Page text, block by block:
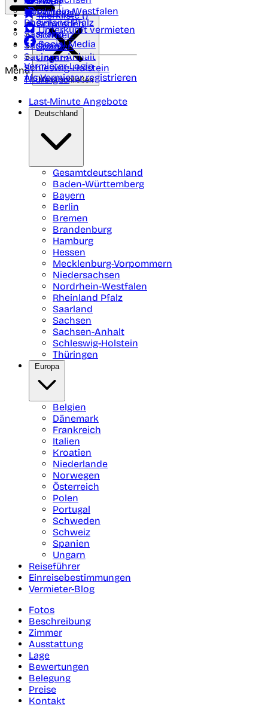
Nordrhein-Westfalen
Rheinland Pfalz
Saarland
Sachsen
Sachsen-Anhalt
Schleswig-Holstein
Thüringen
Portugal
Schweden
Schweiz
Spanien
Ungarn
Merkliste ()
Unterkunft vermieten
Social Media
Vermieter-Login
Als Vermieter registrieren
Menü
Menü schließen
Last-Minute Angebote
Deutschland
Gesamtdeutschland
Baden-Württemberg
Bayern
Berlin
Bremen
Brandenburg
Hamburg
Hessen
Mecklenburg-Vorpommern
Niedersachsen
Nordrhein-Westfalen
Rheinland Pfalz
Saarland
Sachsen
Sachsen-Anhalt
Schleswig-Holstein
Thüringen
Europa
Belgien
Dänemark
Frankreich
Italien
Kroatien
Niederlande
Norwegen
Österreich
Polen
Portugal
Schweden
Schweiz
Spanien
Ungarn
Reiseführer
Einreisebestimmungen
Vermieter-Blog
Fotos
Beschreibung
Zimmer
Ausstattung
Lage
Bewertungen
Belegung
Preise
Kontakt